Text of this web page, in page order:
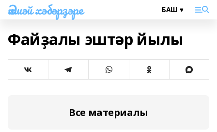
Әлшәй хәбәрҙәре
Файҙалы эштәр йылы
Все материалы